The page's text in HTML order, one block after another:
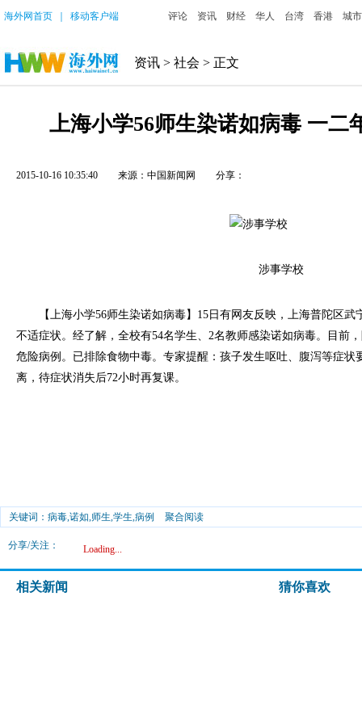
海外网首页 移动客户端 评论 资讯 财经 华人 台湾 香港 城市
资讯 > 社会 > 正文
上海小学56师生染诺如病毒 一二
2015-10-16 10:35:40 来源：中国新闻网 分享：
涉事学校
【上海小学56师生染诺如病毒】15日有网友反映，上海普陀区
不适症状。经了解，全校有54名学生、2名教师感染诺如病毒。目前
危险病例。已排除食物中毒。专家提醒：孩子发生呕吐、腹泻等症状
离，待症状消失后72小时再复课。
关键词：病毒,诺如,师生,学生,病例 聚合阅读
分享/关注： Loading...
相关新闻 猜你喜欢